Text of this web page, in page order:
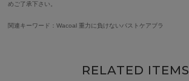
めご了承下さい。
関連キーワード：Wacoal 重力に負けないバストケアブラ
RELATED ITEMS